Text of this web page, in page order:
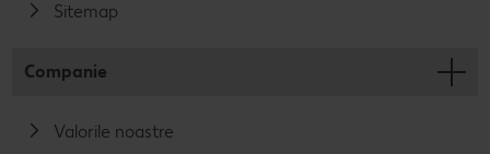
Sitemap
Companie
Valorile noastre